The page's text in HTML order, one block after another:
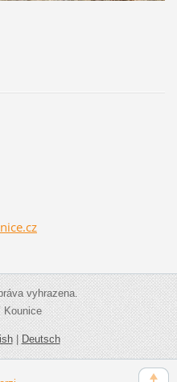
cz
vyhrazena.
Kounice
|Deutsch